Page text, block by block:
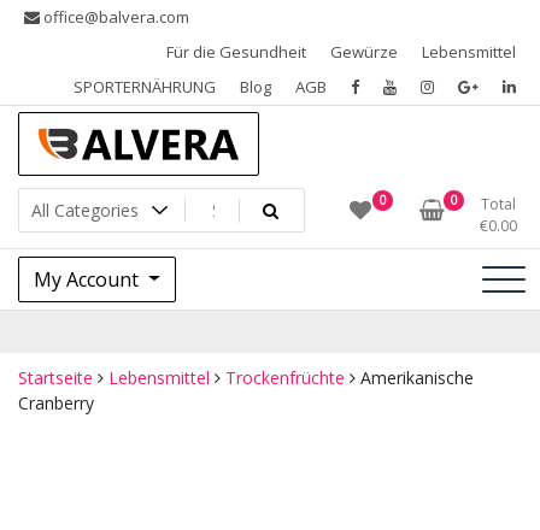
Skip
office@balvera.com
Für die Gesundheit
Gewürze
Lebensmittel
SPORTERNÄHRUNG
Blog AGB
Gewürze Balvera
Gewürze, Trockenfrüchte, Nüsse und Samen, SPORTERNÄHRUNG
0 0
Total
€0.00
My Account
Startseite Lebensmittel Trockenfrüchte
Amerikanische
Cranberry